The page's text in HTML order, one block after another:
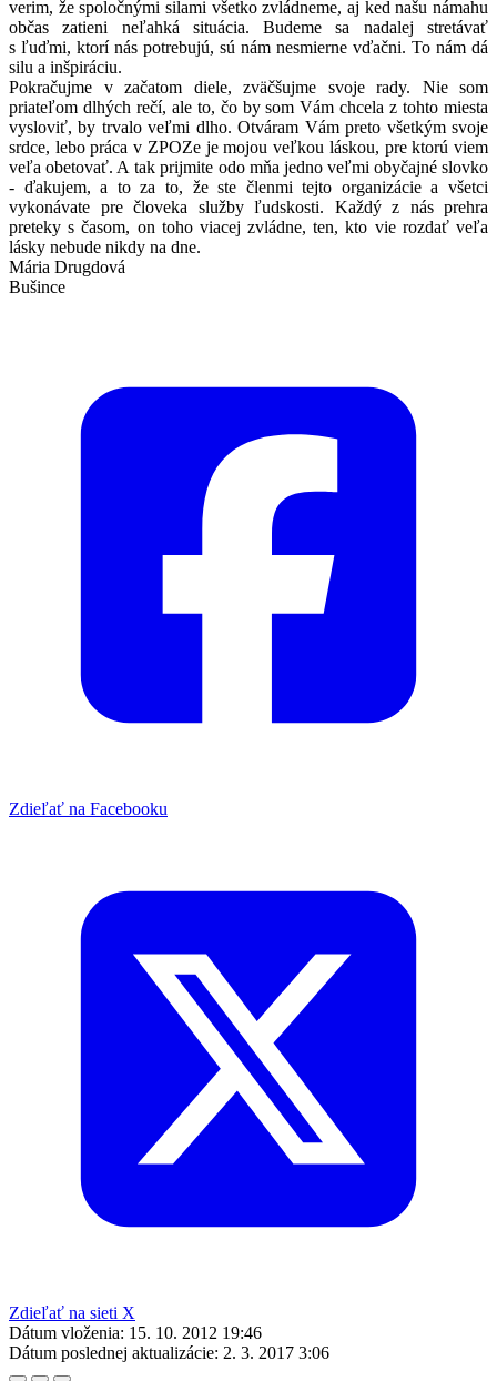
verim, že spoločnými silami všetko zvládneme, aj ked našu námahu
občas zatieni neľahká situácia. Budeme sa nadalej stretávať
s ľuďmi, ktorí nás potrebujú, sú nám nesmierne vďačni. To nám dá
silu a inšpiráciu.
Pokračujme v začatom diele, zväčšujme svoje rady. Nie som
priateľom dlhých rečí, ale to, čo by som Vám chcela z tohto miesta
vysloviť, by trvalo veľmi dlho. Otváram Vám preto všetkým svoje
srdce, lebo práca v ZPOZe je mojou veľkou láskou, pre ktorú viem
veľa obetovať. A tak prijmite odo mňa jedno veľmi obyčajné slovko
- ďakujem, a to za to, že ste členmi tejto organizácie a všetci
vykonávate pre človeka služby ľudskosti. Každý z nás prehra
preteky s časom, on toho viacej zvládne, ten, kto vie rozdať veľa
lásky nebude nikdy na dne.
Mária Drugdová
Bušince
Zdieľať na Facebooku
Zdieľať na sieti X
Dátum vloženia: 15. 10. 2012 19:46
Dátum poslednej aktualizácie: 2. 3. 2017 3:06